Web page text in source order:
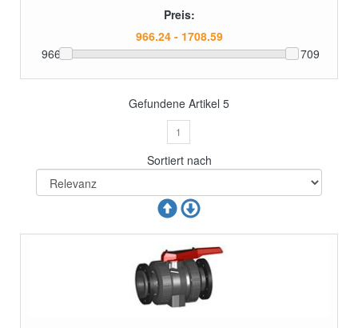
Preis:
966 1709
Gefundene Artikel 5
1
Sortiert nach